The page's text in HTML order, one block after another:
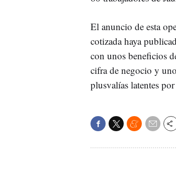
El anuncio de esta
cotizada haya
con unos beneficios
cifra de negocio y
plusvalías latentes